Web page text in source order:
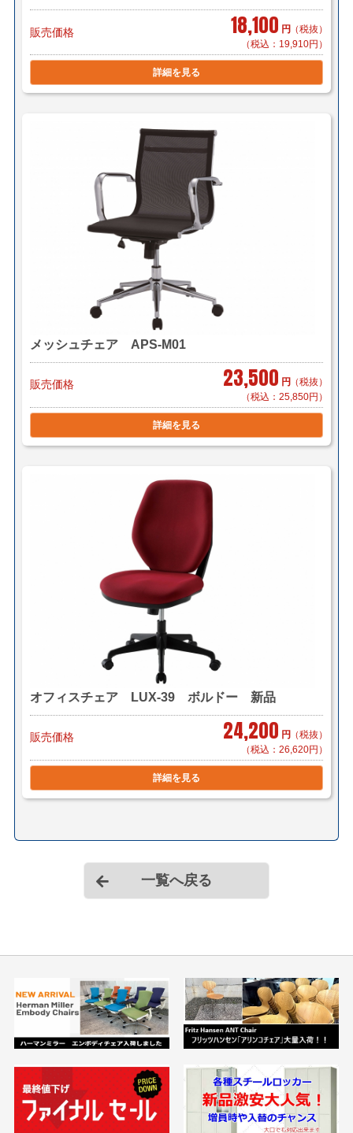
販売価格 18,100 円 （税抜）
（税込：19,910円）
詳細を見る
メッシュチェア APS-M01
販売価格 23,500 円 （税抜）
（税込：25,850円）
詳細を見る
オフィスチェア LUX-39 ボルドー 新品
販売価格 24,200 円 （税抜）
（税込：26,620円）
詳細を見る
一覧へ戻る